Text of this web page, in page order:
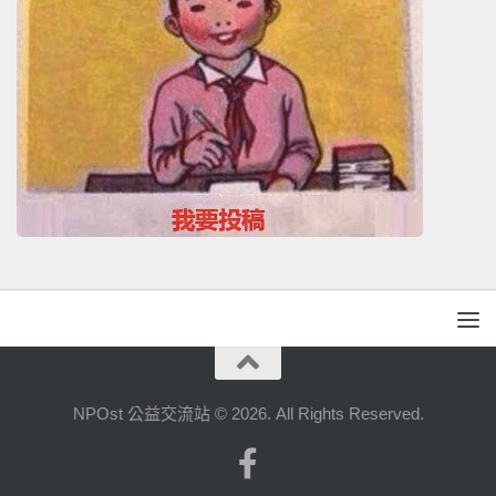
NPOst 公益交流站 © 2026. All Rights Reserved.